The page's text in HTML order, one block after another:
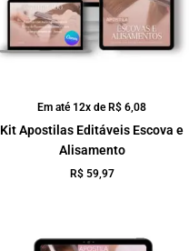
Em até 12x de R$ 6,08
Kit Apostilas Editáveis Escova e
Alisamento
R$59,97